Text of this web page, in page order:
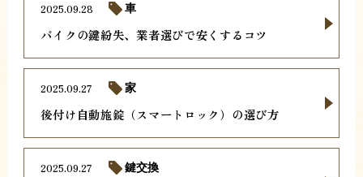
バイクの鍵紛失、業者選びで安くするコツ
2025.09.28 車
後付け自動施錠（スマートロック）の選び方
2025.09.27 家
2025.09.27 鍵交換